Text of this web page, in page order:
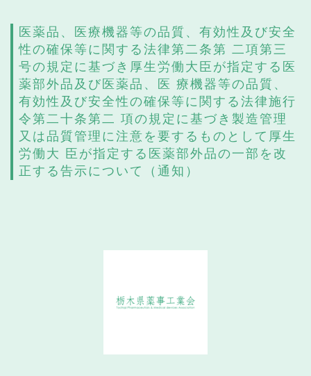
医薬品、医療機器等の品質、有効性及び安全
性の確保等に関する法律第二条第 二項第三
号の規定に基づき厚生労働大臣が指定する医
薬部外品及び医薬品、医 療機器等の品質、
有効性及び安全性の確保等に関する法律施行
令第二十条第二 項の規定に基づき製造管理
又は品質管理に注意を要するものとして厚生
労働大 臣が指定する医薬部外品の一部を改
正する告示について（通知）